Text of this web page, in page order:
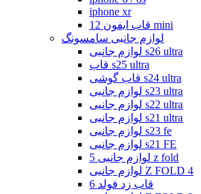
iphone xr
قاب ایفون 12 mini
لوازم جانبی سامسونگ
لوازم جانبی s26 ultra
قاب s25 ultra
قاب گوشی s24 ultra
لوازم جانبی s23 ultra
لوازم جانبی s22 ultra
لوازم جانبی s21 ultra
لوازم جانبی s23 fe
لوازم جانبی s21 FE
لوازم جانبی 5 z fold
لوازم جانبی Z FOLD 4
قاب زد فولد 6